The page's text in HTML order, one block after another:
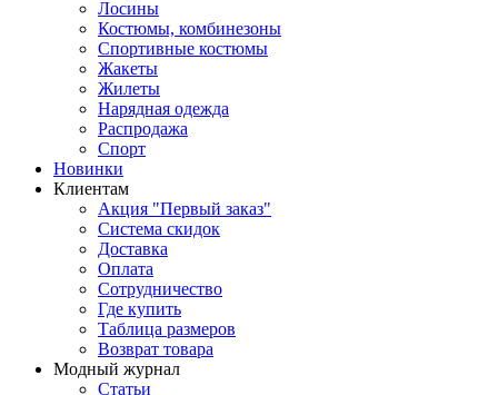
Лосины
Костюмы, комбинезоны
Спортивные костюмы
Жакеты
Жилеты
Нарядная одежда
Распродажа
Спорт
Новинки
Клиентам
Акция "Первый заказ"
Система скидок
Доставка
Оплата
Сотрудничество
Где купить
Таблица размеров
Возврат товара
Модный журнал
Статьи